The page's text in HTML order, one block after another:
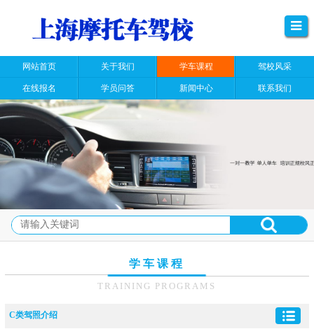
网站首页 关于我们 学车课程 驾校风采
在线报名 学员问答 新闻中心 联系我们
学车课程
TRAINING PROGRAMS
C类驾照介绍